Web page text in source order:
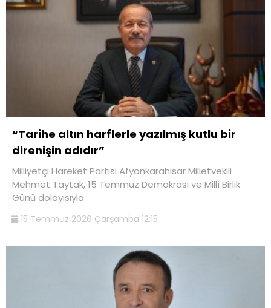
“Tarihe altın harflerle yazılmış kutlu bir
direnişin adıdır”
Milliyetçi Hareket Partisi Afyonkarahisar Milletvekili
Mehmet Taytak, 15 Temmuz Demokrasi ve Millî Birlik
Günü dolayısıyla
15 Temmuz 2026 Çarşamba 12:15